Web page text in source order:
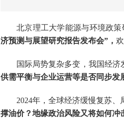
北京理工大学能源与环境政
济预测与展望研究报告发布会” ，
国际局势复杂多变，我国经济
供需平衡与企业运营等是否同步发
2024年，全球经济缓慢复苏、
撑油价？地缘政治风险又将如何冲